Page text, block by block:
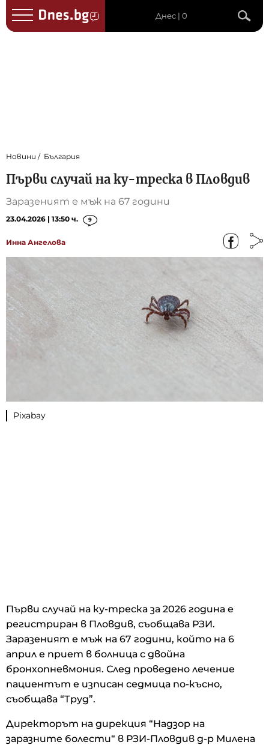
Днес | 0
Новини България
Първи случай на ку-треска в Пловдив
Заразеният е мъж на 67 години
23.04.2026 | 13:50 ч. 9
Инна Ангелова
Pixabay
Първи случай на ку-треска за 2026 година е
регистриран в Пловдив, съобщава РЗИ.
Заразеният е мъж на 67 години, който на 6
април е приет в болница с двойна
бронхопневмония. След проведено лечение
пациентът е изписан седмица по‑късно,
съобщава “Труд”.
Директорът на дирекция “Надзор на
заразните болести“ в РЗИ‑Пловдив д-р Милена